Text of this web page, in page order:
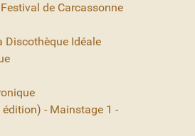
de Carcassonne
Discothèque Idéale
édition) - Mainstage 1 -